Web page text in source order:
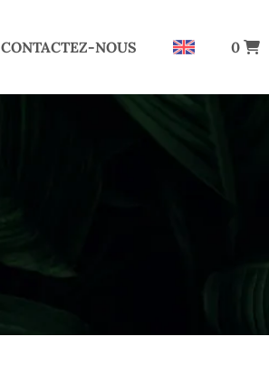
CONTACTEZ-NOUS 0